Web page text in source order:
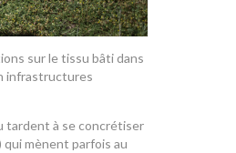
sur le tissu bâti dans
infrastructures
tardent à se concrétiser
mènent parfois au